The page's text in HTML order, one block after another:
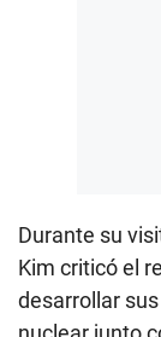
Durante su
Kim criticó el
desarrollar